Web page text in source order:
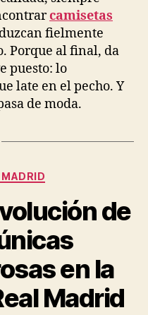
camisetas
fielmente
Porque al final, da
puesto: lo
late en el pecho. Y
de moda.
de
en la
Madrid